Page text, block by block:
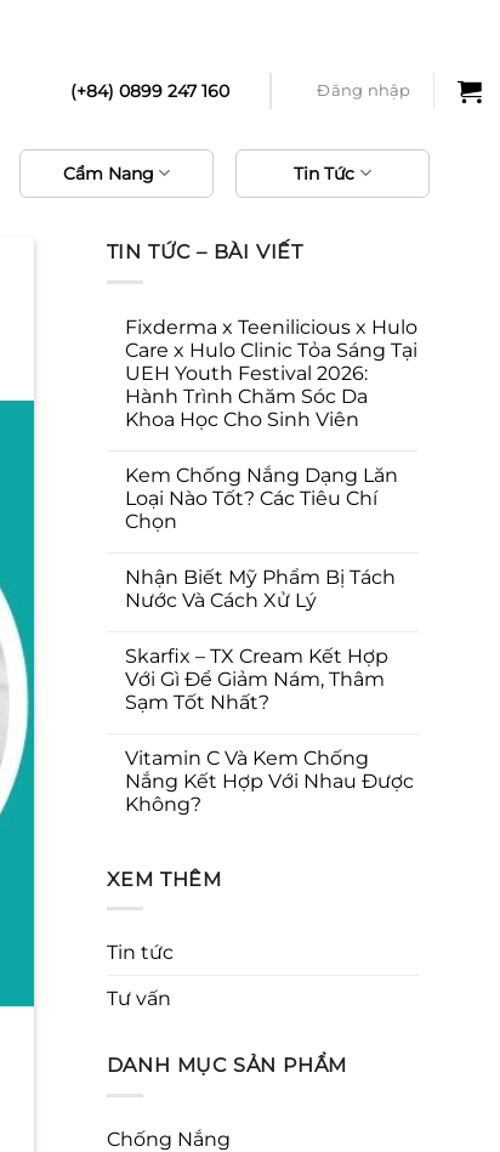
(+84) 0899 247 160 Đăng nhập
Cẩm Nang Tin Tức
TIN TỨC – BÀI VIẾT
Fixderma x Teenilicious x Hulo
Care x Hulo Clinic Tỏa Sáng Tại
UEH Youth Festival 2026:
Hành Trình Chăm Sóc Da
Khoa Học Cho Sinh Viên
Kem Chống Nắng Dạng Lăn
Loại Nào Tốt? Các Tiêu Chí
Chọn
Nhận Biết Mỹ Phẩm Bị Tách
Nước Và Cách Xử Lý
Skarfix – TX Cream Kết Hợp
Với Gì Để Giảm Nám, Thâm
Sạm Tốt Nhất?
Vitamin C Và Kem Chống
Nắng Kết Hợp Với Nhau Được
Không?
XEM THÊM
Tin tức
Tư vấn
DANH MỤC SẢN PHẨM
Chống Nắng